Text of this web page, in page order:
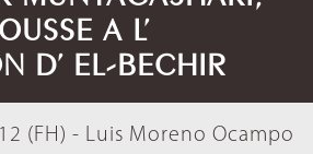
A L’
D’ EL-BECHIR
(FH) - Luis Moreno Ocampo